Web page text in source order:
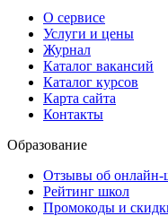
О сервисе
Услуги и цены
Журнал
Каталог вакансий
Каталог курсов
Карта сайта
Контакты
Образование
Отзывы об онлайн-
Рейтинг школ
Промокоды и